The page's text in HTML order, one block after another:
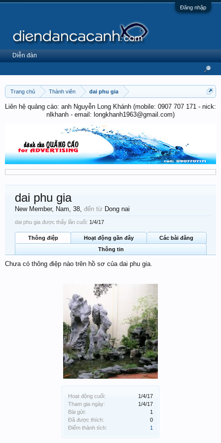
Đăng nhập
Trang chủ Thành viên dai phu gia
Liên hệ quảng cáo: anh Nguyễn Long Khánh (mobile: 0907 707 171 - nick:
nlkhanh - email: longkhanh1963@gmail.com)
Hoạt động cuối:
1/4/17
Tham gia ngày:
1/4/17
Bài gửi:
1
Đã được thích:
0
Điểm thành tích:
1
dai phu gia
New Member, Nam, 38, đến từ Dong nai
dai phu gia được thấy lần cuối: 1/4/17
Thông điệp Hoạt động gần đây
Các bài đăng
Thông tin
Chưa có thông điệp nào trên hồ sơ của dai phu gia.
Diễn đàn